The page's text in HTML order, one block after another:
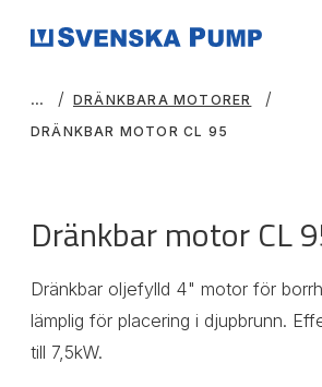
DRÄNKBARA MOTORER
DRÄNKBAR MOTOR CL 95
Dränkbar motor CL
Dränkbar oljefylld 4" motor för
lämplig för placering i djupbrunn.
till 7,5kW.